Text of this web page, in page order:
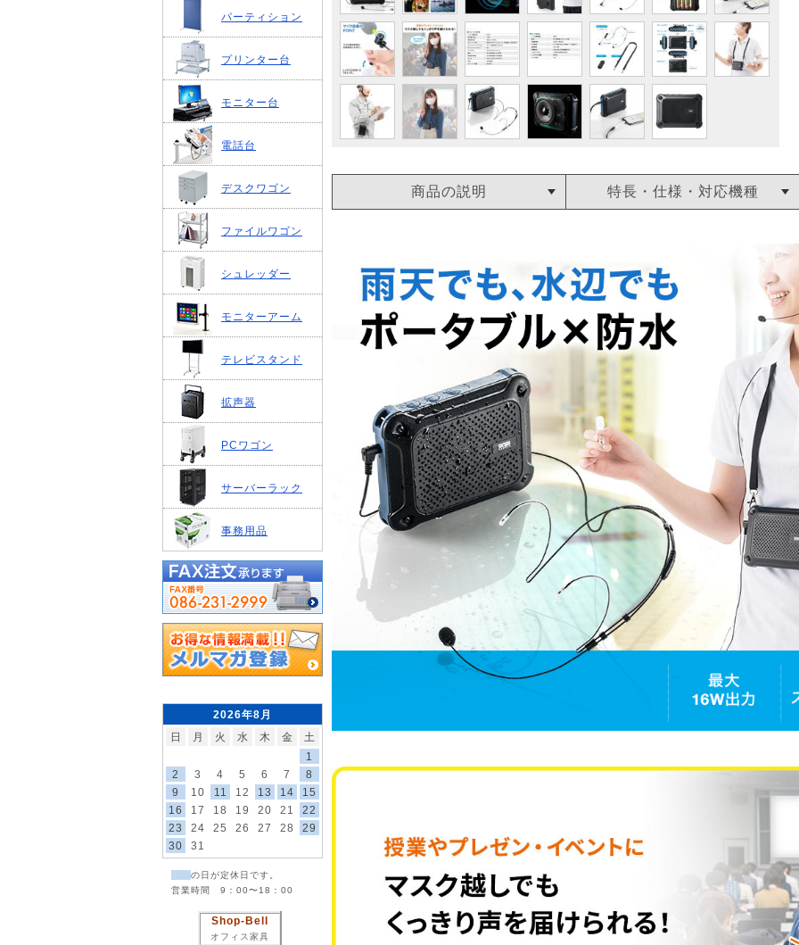
パーティション
プリンター台
モニター台
電話台
デスクワゴン
ファイルワゴン
シュレッダー
モニターアーム
テレビスタンド
拡声器
PCワゴン
サーバーラック
事務用品
2026年8月
日
月 火 水 木 金
土
1
2
3 4 5 6 7
8
9
10 11 12 13 14
15
16
17 18 19 20 21
22
23
24 25 26 27 28
29
30
31
の日が定休日です。
営業時間 9：00〜18：00
Shop-Bell
オフィス家具
商品の説明 特長・仕様・対応機種